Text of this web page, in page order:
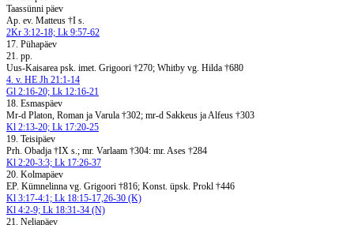
Taassünni päev
Ap. ev. Matteus †I s.
2Kr 3:12-18; Lk 9:57-62
17. Pühapäev
21. pp.
Uus-Kaisarea psk. imet. Grigoori †270; Whitby vg. Hilda †680
4. v. HE Jh 21:1-14
Gl 2:16-20; Lk 12:16-21
18. Esmaspäev
Mr-d Platon, Roman ja Varula †302; mr-d Sakkeus ja Alfeus †303
Kl 2:13-20; Lk 17:20-25
19. Teisipäev
Prh. Obadja †IX s.; mr. Varlaam †304: mr. Ases †284
Kl 2:20-3:3; Lk 17:26-37
20. Kolmapäev
EP. Kümnelinna vg. Grigoori †816; Konst. üpsk. Prokl †446
Kl 3:17-4:1; Lk 18:15-17,26-30 (K)
Kl 4:2-9; Lk 18:31-34 (N)
21. Neljapäev